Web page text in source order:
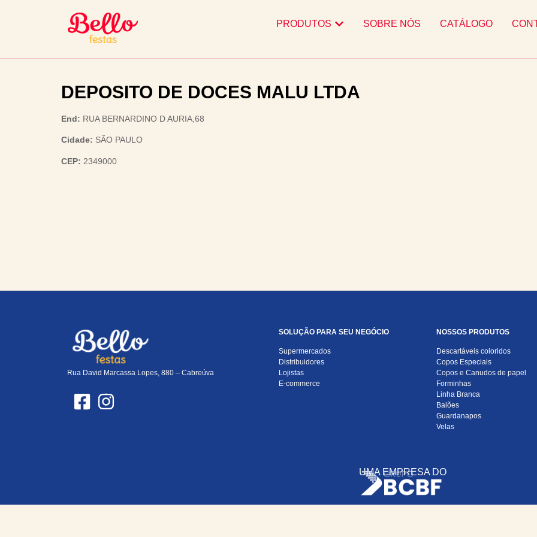
PRODUTOS SOBRE NÓS CATÁLOGO
DEPOSITO DE DOCES MALU LTDA
End: RUA BERNARDINO D AURIA,68
Cidade: SÃO PAULO
CEP: 2349000
Rua David Marcassa Lopes, 880 – Cabreúva
SOLUÇÃO PARA SEU NEGÓCIO
Supermercados
Distribuidores
Lojistas
E-commerce
NOSSOS PRODUTOS
Descartáveis coloridos
Copos Especiais
Copos e Canudos de papel
Forminhas
Linha Branca
Balões
Guardanapos
Velas
UMA EMPRESA DO